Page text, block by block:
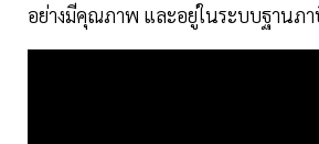
อย่างมีคุณภาพ และอยู่ในระบบฐานภา